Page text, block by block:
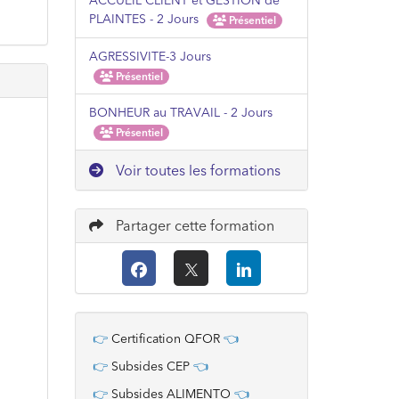
PLAINTES - 2 Jours
Présentiel
AGRESSIVITE-3 Jours
Présentiel
BONHEUR au TRAVAIL - 2 Jours
Présentiel
Voir toutes les formations
Partager cette formation
👉 Certification QFOR 👈
👉 Subsides CEP👈
👉 Subsides ALIMENTO 👈